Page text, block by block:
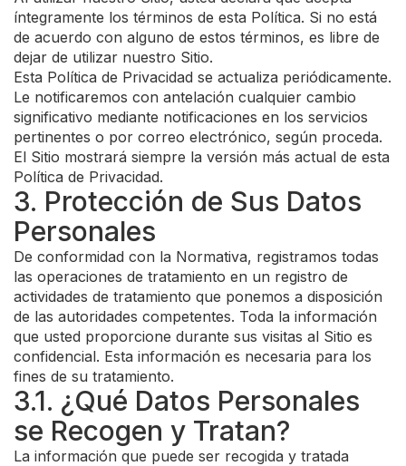
íntegramente los términos de esta Política. Si no está
de acuerdo con alguno de estos términos, es libre de
dejar de utilizar nuestro Sitio.
Esta Política de Privacidad se actualiza periódicamente.
Le notificaremos con antelación cualquier cambio
significativo mediante notificaciones en los servicios
pertinentes o por correo electrónico, según proceda.
El Sitio mostrará siempre la versión más actual de esta
Política de Privacidad.
3. Protección de Sus Datos
Personales
De conformidad con la Normativa, registramos todas
las operaciones de tratamiento en un registro de
actividades de tratamiento que ponemos a disposición
de las autoridades competentes. Toda la información
que usted proporcione durante sus visitas al Sitio es
confidencial. Esta información es necesaria para los
fines de su tratamiento.
3.1. ¿Qué Datos Personales
se Recogen y Tratan?
La información que puede ser recogida y tratada